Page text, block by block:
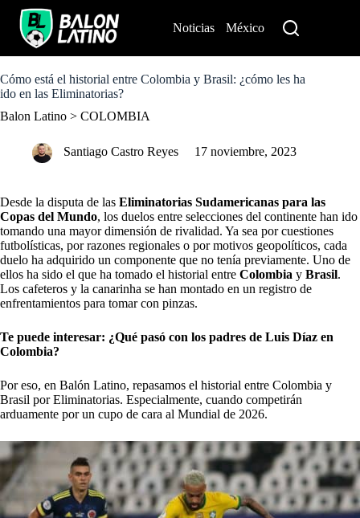
o
c
n
Noticias México
Cómo está el historial entre Colombia y Brasil: ¿cómo les ha
ido en las Eliminatorias?
Balon Latino > COLOMBIA
Santiago Castro Reyes 17 noviembre, 2023
Desde la disputa de las Eliminatorias Sudamericanas para las
Copas del Mundo, los duelos entre selecciones del continente han ido
tomando una mayor dimensión de rivalidad. Ya sea por cuestiones
futbolísticas, por razones regionales o por motivos geopolíticos, cada
duelo ha adquirido un componente que no tenía previamente. Uno de
ellos ha sido el que ha tomado el historial entre Colombia y Brasil.
Los cafeteros y la canarinha se han montado en un registro de
enfrentamientos para tomar con pinzas.
Te puede interesar: ¿Qué pasó con los padres de Luis Díaz en
Colombia?
Por eso, en Balón Latino, repasamos el historial entre Colombia y
Brasil por Eliminatorias. Especialmente, cuando competirán
arduamente por un cupo de cara al Mundial de 2026.